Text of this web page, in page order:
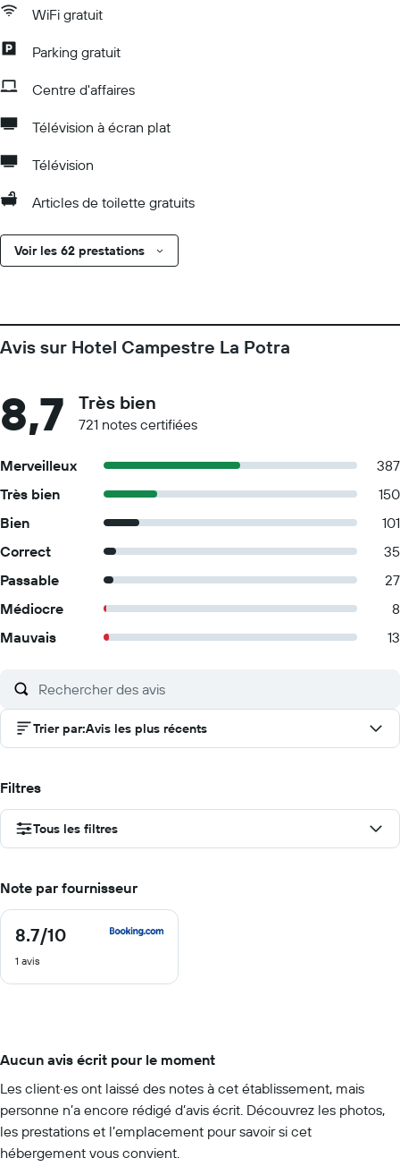
WiFi gratuit
Parking gratuit
Centre d'affaires
Télévision à écran plat
Télévision
Articles de toilette gratuits
Voir les 62 prestations
Avis sur Hotel Campestre La Potra
8,7 Très bien
721 notes certifiées
Merveilleux
387
Très bien
150
Bien
101
Correct
35
Passable
27
Médiocre
8
Mauvais
13
Trier par:Avis les plus récents
Filtres
Tous les filtres
Note par fournisseur
8.7/10
8.7
10
1 avis
Aucun avis écrit pour le moment
Les client·es ont laissé des notes à cet établissement, mais
personne n’a encore rédigé d’avis écrit. Découvrez les photos,
les prestations et l’emplacement pour savoir si cet
hébergement vous convient.